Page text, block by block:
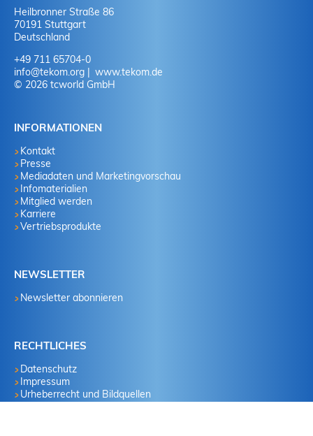
Heilbronner Straße 86
70191 Stuttgart
Deutschland
+49 711 65704-0
info@tekom.org
www.tekom.de
© 2026 tcworld GmbH
INFORMATIONEN
Kontakt
Presse
Mediadaten und Marketingvorschau
Infomaterialien
Mitglied werden
Karriere
Vertriebsprodukte
NEWSLETTER
Newsletter abonnieren
RECHTLICHES
Datenschutz
Impressum
Urheberrecht und Bildquellen